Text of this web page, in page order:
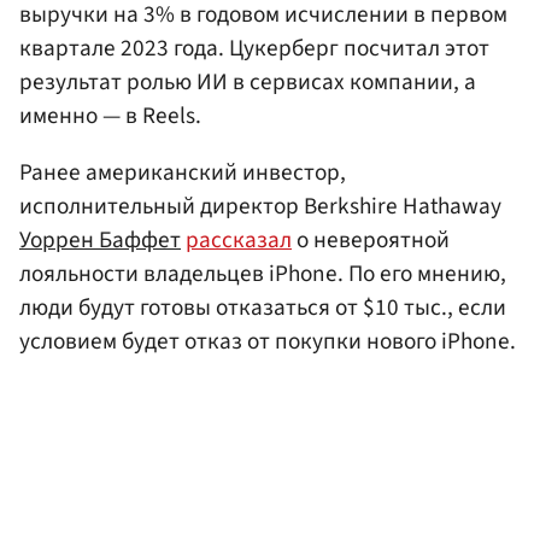
выручки на 3% в годовом исчислении в первом
квартале 2023 года. Цукерберг посчитал этот
результат ролью ИИ в сервисах компании, а
именно — в Reels.
Ранее американский инвестор,
исполнительный директор Berkshire Hathaway
Уоррен Баффетрассказало невероятной
лояльности владельцев iPhone. По его мнению,
люди будут готовы отказаться от $10 тыс., если
условием будет отказ от покупки нового iPhone.